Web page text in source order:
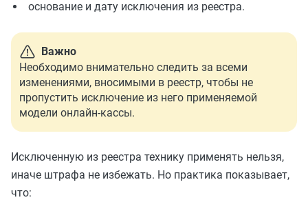
основание и дату исключения из реестра.
Важно
Необходимо внимательно следить за всеми
изменениями, вносимыми в реестр, чтобы не
пропустить исключение из него применяемой
модели онлайн-кассы.
Исключенную из реестра технику применять нельзя,
иначе штрафа не избежать. Но практика показывает,
что: